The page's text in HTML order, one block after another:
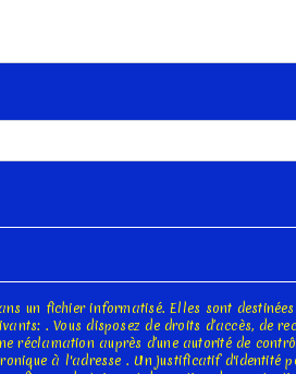
un fichier informatisé. Elles sont
. Vous disposez de droits d’accès, de
réclamation auprès d’une autorité de
à l'adresse . Un justificatif d'identité